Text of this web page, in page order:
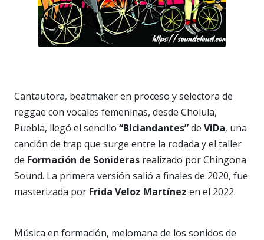
Cantautora, beatmaker en proceso y selectora de
reggae con vocales femeninas, desde Cholula,
Puebla, llegó el sencillo “Biciandantes”de ViDa, una
canción de trap que surge entre la rodada y el taller
de Formación de Sonideras realizado por Chingona
Sound. La primera versión salió a finales de 2020, fue
masterizada por Frida Veloz Martínez en el 2022.
Música en formación, melomana de los sonidos de